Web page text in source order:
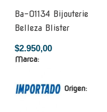
Ba-01134 Bijouterie
Belleza Blister
$2.950,00
Marca:
Origen: